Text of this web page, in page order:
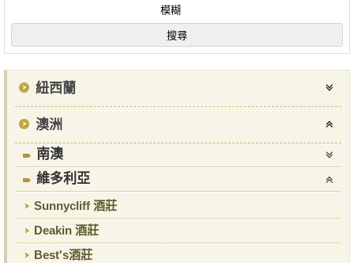
模糊
紐西蘭
澳洲
南澳
維多利亞
Sunnycliff 酒莊
Deakin 酒莊
Best's酒莊